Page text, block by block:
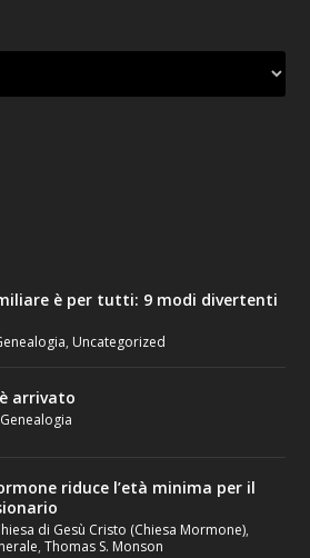
è per tutti: 9 modi divertenti
, Uncategorized
arrivato
Genealogia
riduce l’età minima per il
di Gesù Cristo (Chiesa Mormone),
,Thomas S. Monson